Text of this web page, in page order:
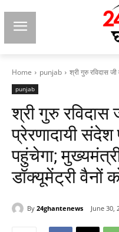
Home punjab श्री गुरु रविदास
punjab
श्री गुरु रविदास
प्रेरणादायी
पहुंचेगा;
डॉक्यूमेंट्री वैनों
By 24ghantenews June 30,